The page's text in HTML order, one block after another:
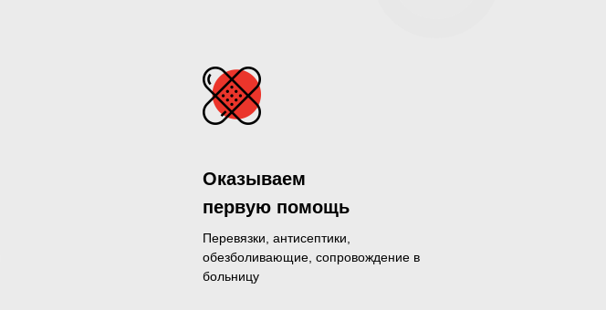
Перевязки, антисептики,
обезболивающие, сопровождение в
больницу
Оказываем
первую помощь